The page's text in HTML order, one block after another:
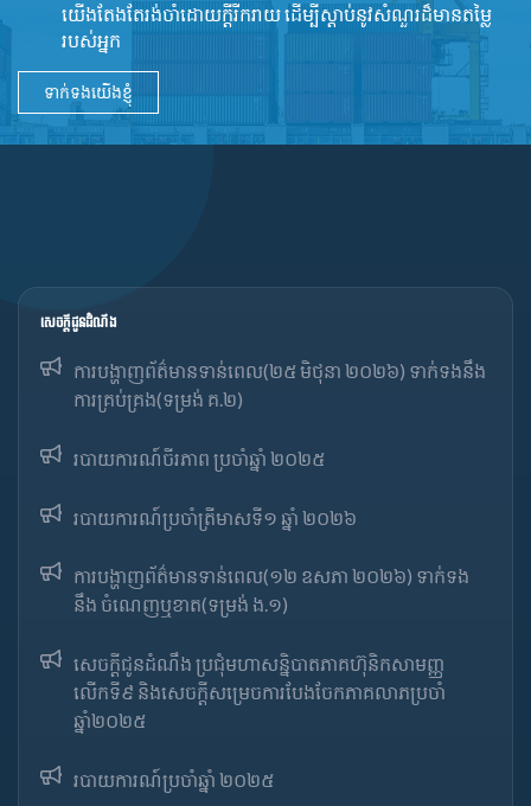
យើងតែងតែរង់ចាំដោយក្ដីរីករាយ ដើម្បីស្តាប់នូវ​សំណួរដ៏​មានតម្លៃ
របស់អ្នក
ទាក់ទងយើងខ្ញុំ
សេចក្ដីជូនដំណឹង
ការបង្ហាញព័ត៌មានទាន់ពេល(២៥ មិថុនា ២០២៦) ទាក់ទងនឹង
ការគ្រប់គ្រង(ទម្រង់ គ.២)
របាយការណ៍ចីរភាព ប្រចាំឆ្នាំ ២០២៥
របាយការណ៍​​ប្រចាំ​ត្រីមាសទី១ ឆ្នាំ ២០២៦
ការបង្ហាញព័ត៌មានទាន់ពេល(១២ ឧសភា ២០២៦) ទាក់ទង
នឹង ចំណេញឬខាត(ទម្រង់ ង.១)
សេចក្តីជូនដំណឹង ប្រជុំមហាសន្និបាតភាគហ៊ុនិកសាមញ្ញ
លើកទី៩ និងសេចក្តីសម្រេចការបែងចែកភាគលាភប្រចាំ
ឆ្នាំ២០២៥​
របាយការណ៍​​ប្រចាំ​ឆ្នាំ ២០២៥